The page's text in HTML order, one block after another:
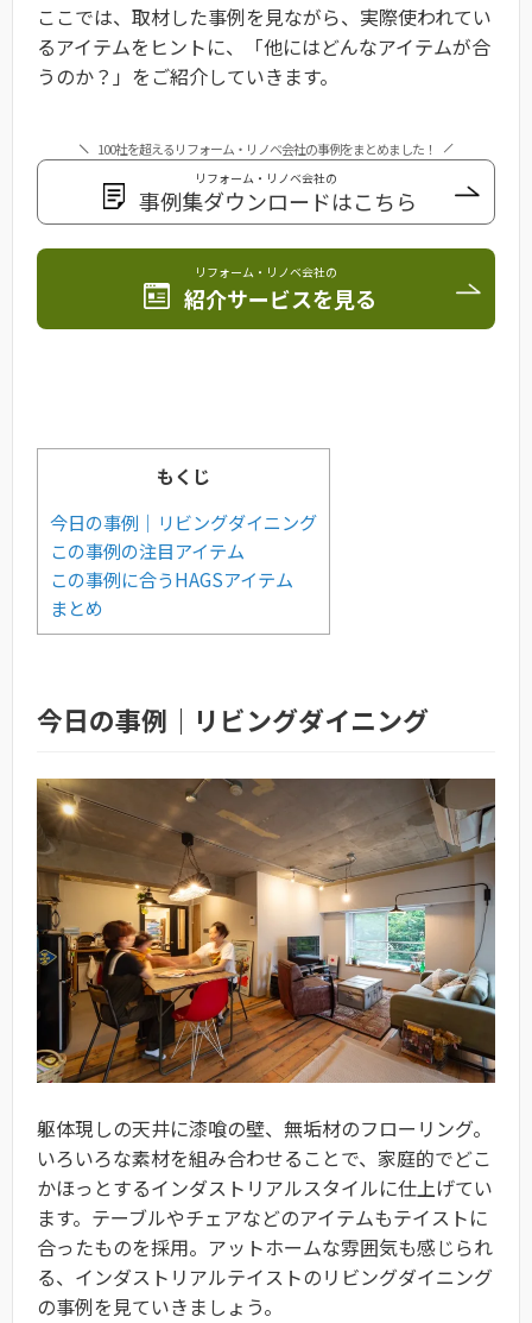
ここでは、取材した事例を見ながら、実際使われてい
るアイテムをヒントに、「他にはどんなアイテムが合
うのか？」をご紹介していきます。
100社を超えるリフォーム・リノベ会社の事例をまとめました！
リフォーム・リノベ会社の
事例集ダウンロードはこちら
リフォーム・リノベ会社の
紹介サービスを見る
もくじ
今日の事例｜リビングダイニング
この事例の注目アイテム
この事例に合うHAGSアイテム
まとめ
今日の事例｜リビングダイニング
躯体現しの天井に漆喰の壁、無垢材のフローリング。
いろいろな素材を組み合わせることで、家庭的でどこ
かほっとするインダストリアルスタイルに仕上げてい
ます。テーブルやチェアなどのアイテムもテイストに
合ったものを採用。アットホームな雰囲気も感じられ
る、インダストリアルテイストのリビングダイニング
の事例を見ていきましょう。